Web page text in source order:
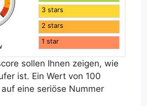
3 stars
2 stars
1 star
sollen Ihnen zeigen, wie
ist. Ein Wert von 100
eine seriöse Nummer